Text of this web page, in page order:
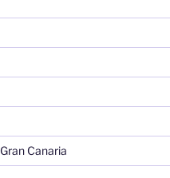
Canaria